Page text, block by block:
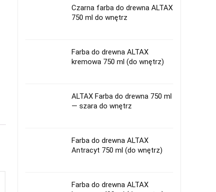
Czarna farba do drewna ALTAX
750 ml do wnętrz
Farba do drewna ALTAX
kremowa 750 ml (do wnętrz)
ALTAX Farba do drewna 750 ml
— szara do wnętrz
Farba do drewna ALTAX
Antracyt 750 ml (do wnętrz)
Farba do drewna ALTAX